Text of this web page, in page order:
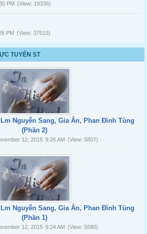
PM (View: 19336)
PM (View: 37510)
TUYẾN ST
Lm Nguyễn Sang, Gia Ân, Phan Đình Tùng
(Phần 2)
12, 2015 9:26 AM (View: 5807)
Lm Nguyễn Sang, Gia Ân, Phan Đình Tùng
(Phần 1)
12, 2015 9:24 AM (View: 5580)